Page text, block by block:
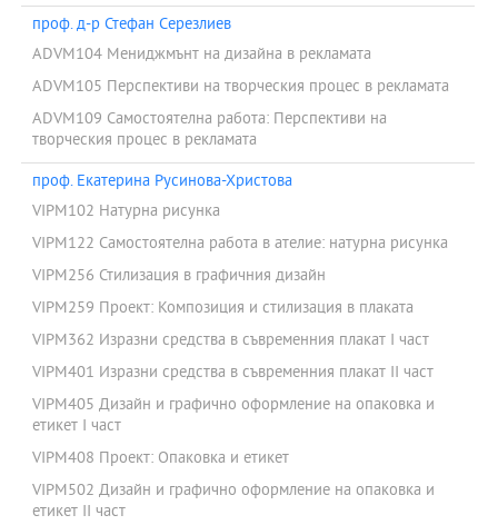
проф. д-р Стефан Серезлиев
ADVM104 Мениджмънт на дизайна в рекламата
ADVM105 Перспективи на творческия процес в рекламата
ADVM109 Самостоятелна работа: Перспективи на
творческия процес в рекламата
проф. Екатерина Русинова-Христова
VIPM102 Натурна рисунка
VIPM122 Самостоятелна работа в ателие: натурна рисунка
VIPM256 Стилизация в графичния дизайн
VIPM259 Проект: Композиция и стилизация в плаката
VIPM362 Изразни средства в съвременния плакат I част
VIPM401 Изразни средства в съвременния плакат II част
VIPM405 Дизайн и графично оформление на опаковка и
етикет I част
VIPM408 Проект: Опаковка и етикет
VIPM502 Дизайн и графично оформление на опаковка и
етикет II част